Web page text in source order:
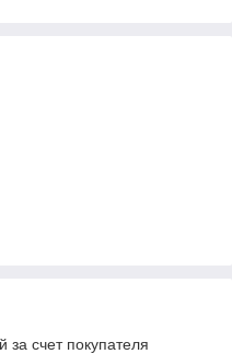
за счет покупателя